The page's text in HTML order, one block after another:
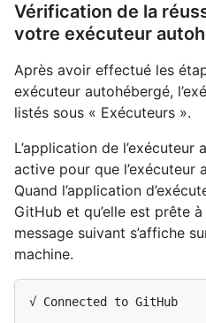
Vérification de la
votre exécuteur
Après avoir effectué les
exécuteur autohébergé,
listés sous « Exécuteurs ».
L’application de
active pour que l’exécuteur
Quand l’application
GitHub et qu’elle est prête
message suivant s’affiche
machine.
√ Connected to GitHub